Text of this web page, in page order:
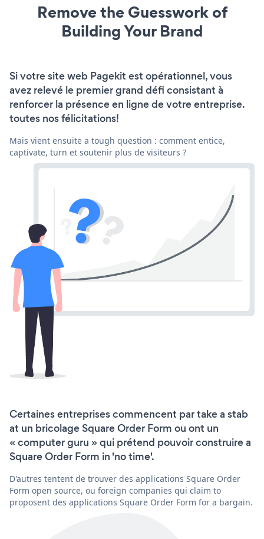
Remove the Guesswork of
Building Your Brand
Si votre site web Pagekit est opérationnel, vous
avez relevé le premier grand défi consistant à
renforcer la présence en ligne de votre entreprise.
toutes nos félicitations!
Mais vient ensuite a tough question : comment entice,
captivate, turn et soutenir plus de visiteurs ?
Certaines entreprises commencent par take a stab
at un bricolage Square Order Form ou ont un
« computer guru » qui prétend pouvoir construire a
Square Order Form in 'no time'.
D'autres tentent de trouver des applications Square Order
Form open source, ou foreign companies qui claim to
proposent des applications Square Order Form for a bargain.